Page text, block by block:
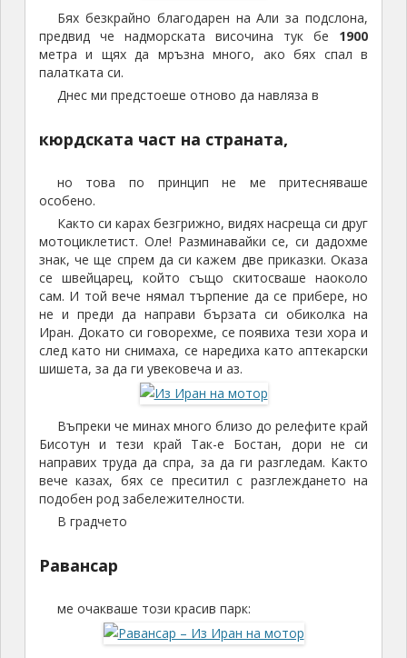
Бях безкрайно благодарен на Али за подслона,
предвид че надморската височина тук бе 1900
метра и щях да мръзна много, ако бях спал в
палатката си.
Днес ми предстоеше отново да навляза в
кюрдската част на страната,
но това по принцип не ме притесняваше
особено.
Както си карах безгрижно, видях насреща си друг
мотоциклетист. Оле! Разминавайки се, си дадохме
знак, че ще спрем да си кажем две приказки. Оказа
се швейцарец, който също скитосваше наоколо
сам. И той вече нямал търпение да се прибере, но
не и преди да направи бързата си обиколка на
Иран. Докато си говорехме, се появиха тези хора и
след като ни снимаха, се наредиха като аптекарски
шишета, за да ги увековеча и аз.
Въпреки че минах много близо до релефите край
Бисотун и тези край Так-е Бостан, дори не си
направих труда да спра, за да ги разгледам. Както
вече казах, бях се преситил с разглеждането на
подобен род забележителности.
В градчето
Равансар
ме очакваше този красив парк: